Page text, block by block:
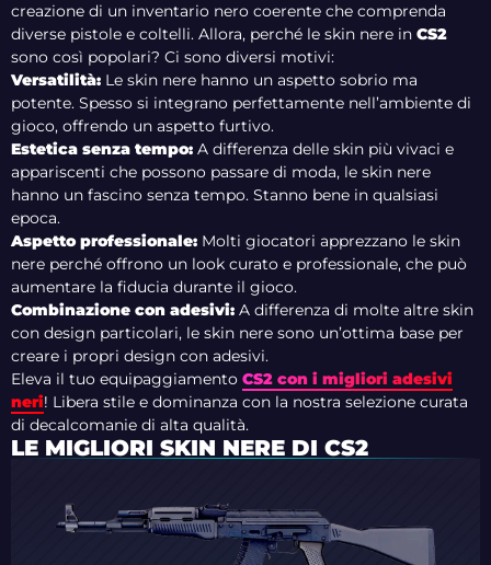
creazione di un inventario nero coerente che comprenda
diverse pistole e coltelli. Allora, perché le skin nere in CS2
sono così popolari? Ci sono diversi motivi:
Versatilità: Le skin nere hanno un aspetto sobrio ma
potente. Spesso si integrano perfettamente nell’ambiente di
gioco, offrendo un aspetto furtivo.
Estetica senza tempo: A differenza delle skin più vivaci e
appariscenti che possono passare di moda, le skin nere
hanno un fascino senza tempo. Stanno bene in qualsiasi
epoca.
Aspetto professionale: Molti giocatori apprezzano le skin
nere perché offrono un look curato e professionale, che può
aumentare la fiducia durante il gioco.
Combinazione con adesivi: A differenza di molte altre skin
con design particolari, le skin nere sono un’ottima base per
creare i propri design con adesivi.
Eleva il tuo equipaggiamento CS2 con i migliori adesivi
neri! Libera stile e dominanza con la nostra selezione curata
di decalcomanie di alta qualità.
LE MIGLIORI SKIN NERE DI CS2